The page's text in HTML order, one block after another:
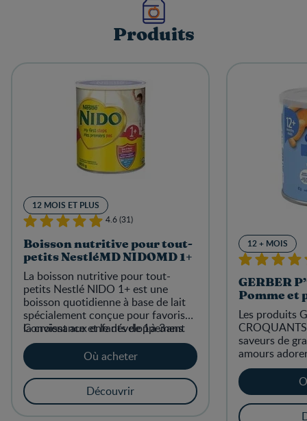
Produits
12 MOIS ET PLUS
4.6 (31)
Boisson nutritive pour tout-
petits NestléMD NIDOMD 1+
La boisson nutritive pour tout-
petits Nestlé NIDO 1+ est une
boisson quotidienne à base de lait
spécialement conçue pour favoriser
la croissance et le développement
de votre enfant.
Convient aux enfants de 1 à 3 ans
Où acheter
Découvrir
12 + MOIS
GERBER
Pomme et
Les produits
saveurs de
amours
pouvez leur
confiance.